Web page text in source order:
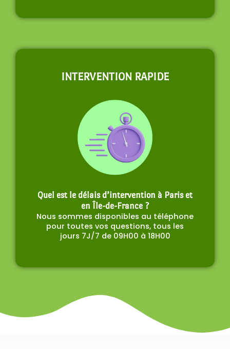
INTERVENTION RAPIDE
Quel est le délais d’intervention à Paris et
en Île-de-France ?
Nous sommes disponibles au téléphone
pour toutes vos questions, tous les
jours 7J/7 de 09H00 à 18H00